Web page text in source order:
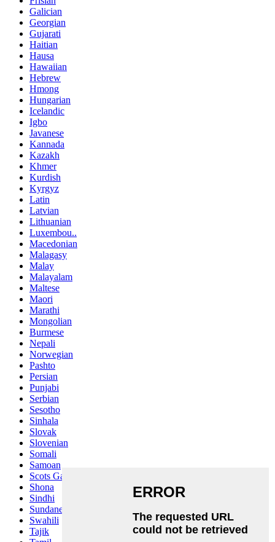
Galician
Georgian
Gujarati
Haitian
Hausa
Hawaiian
Hebrew
Hmong
Hungarian
Icelandic
Igbo
Javanese
Kannada
Kazakh
Khmer
Kurdish
Kyrgyz
Latin
Latvian
Lithuanian
Luxembou..
Macedonian
Malagasy
Malay
Malayalam
Maltese
Maori
Marathi
Mongolian
Burmese
Nepali
Norwegian
Pashto
Persian
Punjabi
Serbian
Sesotho
Sinhala
Slovak
Slovenian
Somali
Samoan
Scots Gaelic
Shona
Sindhi
Sundanese
Swahili
Tajik